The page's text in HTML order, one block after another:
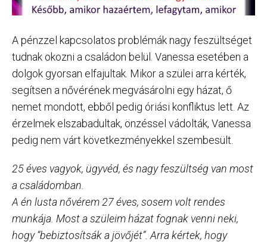
A pénzzel kapcsolatos problémák nagy feszültséget
tudnak okozni a családon belül. Vanessa esetében a
dolgok gyorsan elfajultak. Mikor a szülei arra kérték,
segítsen a nővérének megvásárolni egy házat, ő
nemet mondott, ebből pedig óriási konfliktus lett. Az
érzelmek elszabadultak, önzéssel vádolták, Vanessa
pedig nem várt következményekkel szembesült.
25 éves vagyok, ügyvéd, és nagy feszültség van most
a családomban.
A én lusta nővérem 27 éves, sosem volt rendes
munkája. Most a szüleim házat fognak venni neki,
hogy “bebiztosítsák a jövőjét”. Arra kértek, hogy